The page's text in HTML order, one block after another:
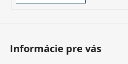
p
Informácie pre vás